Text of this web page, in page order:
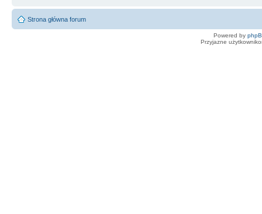
Strona główna forum
Powered by
Przyjazne